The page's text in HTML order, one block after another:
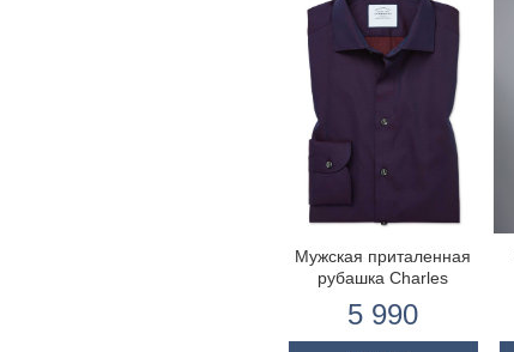
Мужская приталенная
рубашка Charles
5 990